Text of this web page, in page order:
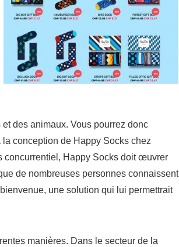
des animaux. Vous pourrez donc
conception de Happy Socks chez
concurrentiel, Happy Socks doit œuvrer
de nombreuses personnes connaissent
une solution qui lui permettrait
manières. Dans le secteur de la